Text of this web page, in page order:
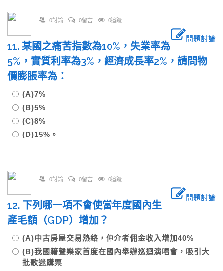
0討論 0留言 0追蹤
問題討論
11. 某國之痛苦指數為10%，失業率為
5%，實質利率為3%，經濟成長率2%，請問物
價膨脹率為：
(A)7%
(B)5%
(C)8%
(D)15%。
0討論 0留言 0追蹤
問題討論
12. 下列哪一項不會使當年度國內生
產毛額（GDP）增加？
(A)中古房屋交易熱絡，仲介者佣金收入增加40%
(B)我國籍聲樂家首度在國內舉辦巡迴演唱會，吸引大
批歌迷購票